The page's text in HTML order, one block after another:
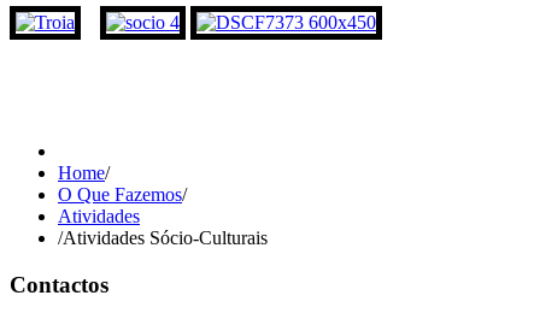
Home/
O Que Fazemos/
Atividades
/Atividades Sócio-Culturais
Contactos